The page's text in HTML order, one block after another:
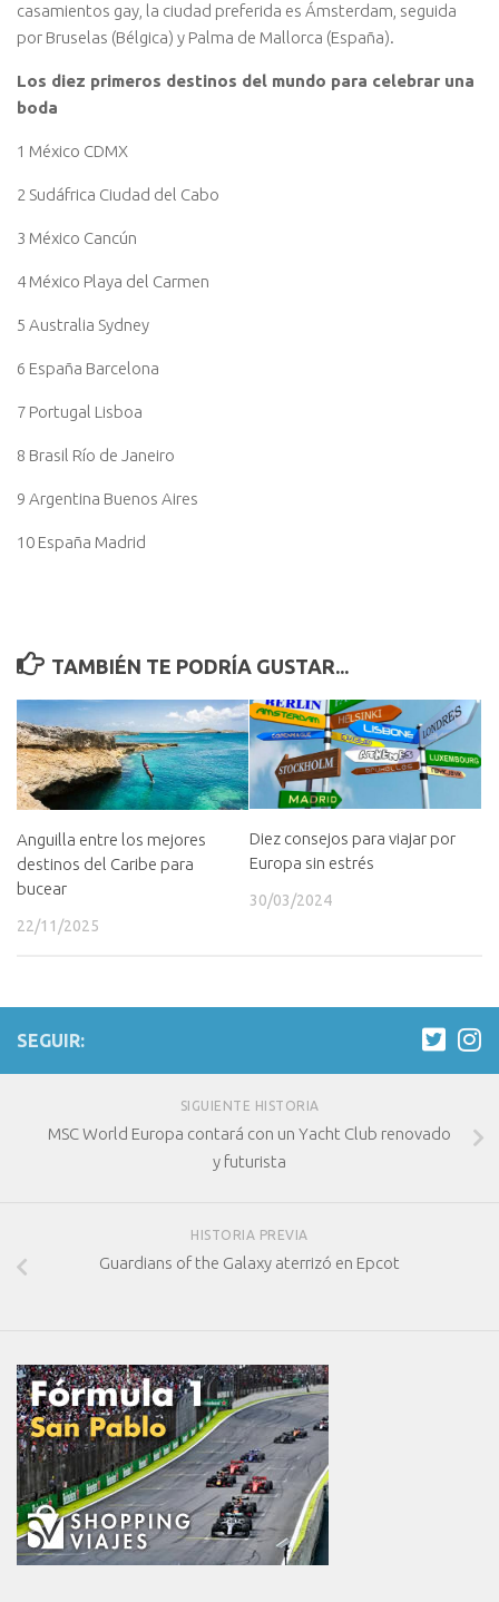
casamientos gay, la ciudad preferida es Ámsterdam, seguida
por Bruselas (Bélgica) y Palma de Mallorca (España).
Los diez primeros destinos del mundo para celebrar una
boda
1 México CDMX
2 Sudáfrica Ciudad del Cabo
3 México Cancún
4 México Playa del Carmen
5 Australia Sydney
6 España Barcelona
7 Portugal Lisboa
8 Brasil Río de Janeiro
9 Argentina Buenos Aires
10 España Madrid
TAMBIÉN TE PODRÍA GUSTAR...
Anguilla entre los mejores
destinos del Caribe para
bucear
22/11/2025
Diez consejos para viajar por
Europa sin estrés
30/03/2024
SEGUIR:
SIGUIENTE HISTORIA
MSC World Europa contará con un Yacht Club renovado
y futurista
HISTORIA PREVIA
Guardians of the Galaxy aterrizó en Epcot